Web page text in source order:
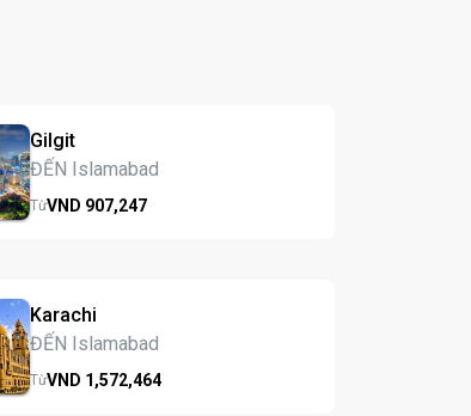
Gilgit
ĐẾN Islamabad
TừVND 907,247
Karachi
ĐẾN Islamabad
TừVND 1,572,464